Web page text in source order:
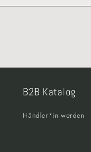
B2B Katalog
Händler*in werden